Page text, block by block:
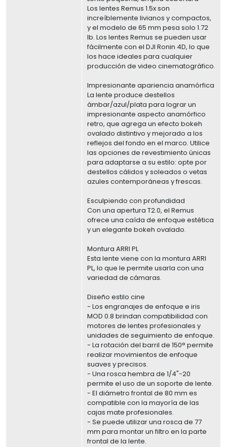
Los lentes Remus 1.5x son
increíblemente livianos y compactos,
y el modelo de 65 mm pesa solo 1.72
lb. Los lentes Remus se pueden usar
fácilmente con el DJI Ronin 4D, lo que
los hace ideales para cualquier
producción de video cinematográfico.
Impresionante apariencia anamórfica
La lente produce destellos
ámbar/azul/plata para lograr un
impresionante aspecto anamórfico
retro, que agrega un efecto bokeh
ovalado distintivo y mejorado a los
reflejos del fondo en el marco. Utilice
las opciones de revestimiento únicas
para adaptarse a su estilo: opte por
destellos cálidos y soleados o vetas
azules contemporáneas y frescas.
Esculpiendo con profundidad
Con una apertura T2.0, el Remus
ofrece una caída de enfoque estética
y un elegante bokeh ovalado.
Montura ARRI PL
Esta lente viene con la montura ARRI
PL, lo que le permite usarla con una
variedad de cámaras.
Diseño estilo cine
- Los engranajes de enfoque e iris
MOD 0.8 brindan compatibilidad con
motores de lentes profesionales y
unidades de seguimiento de enfoque.
- La rotación del barril de 150° permite
realizar movimientos de enfoque
suaves y precisos.
- Una rosca hembra de 1/4"-20
permite el uso de un soporte de lente.
- El diámetro frontal de 80 mm es
compatible con la mayoría de las
cajas mate profesionales.
- Se puede utilizar una rosca de 77
mm para montar un filtro en la parte
frontal de la lente.